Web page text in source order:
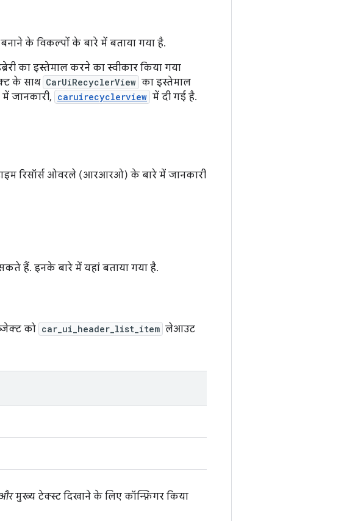
के विकल्पों के बारे में बताया गया है.
का इस्तेमाल करने का स्वीकार किया गया
के साथ CarUiRecyclerView का इस्तेमाल
जानकारी, caruirecyclerview में दी गई है.
रिसॉर्स ओवरले (आरआरओ) के बारे में जानकारी
हैं. इनके बारे में यहां बताया गया है.
को car_ui_header_list_item लेआउट
मुख्य टेक्स्ट दिखाने के लिए कॉन्फ़िगर किया